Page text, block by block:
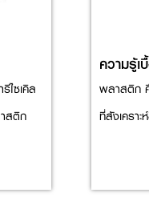
ไซเคิล
สติก
ความรู้
พลาสติก คือ อะไร พลาสติก
ที่สังเคราะ
ราชบัณฑิ